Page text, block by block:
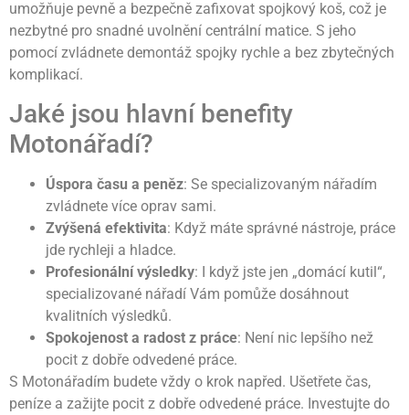
umožňuje pevně a bezpečně zafixovat spojkový koš, což je
nezbytné pro snadné uvolnění centrální matice. S jeho
pomocí zvládnete demontáž spojky rychle a bez zbytečných
komplikací.
Jaké jsou hlavní benefity
Motonářadí?
Úspora času a peněz: Se specializovaným nářadím
zvládnete více oprav sami.
Zvýšená efektivita: Když máte správné nástroje, práce
jde rychleji a hladce.
Profesionální výsledky: I když jste jen „domácí kutil“,
specializované nářadí Vám pomůže dosáhnout
kvalitních výsledků.
Spokojenost a radost z práce: Není nic lepšího než
pocit z dobře odvedené práce.
S Motonářadím budete vždy o krok napřed. Ušetřete čas,
peníze a zažijte pocit z dobře odvedené práce. Investujte do